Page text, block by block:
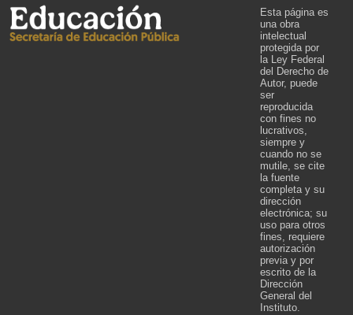
Esta página es
una obra
intelectual
protegida por
la Ley Federal
del Derecho de
Autor, puede
ser
reproducida
con fines no
lucrativos,
siempre y
cuando no se
mutile, se cite
la fuente
completa y su
dirección
electrónica; su
uso para otros
fines, requiere
autorización
previa y por
escrito de la
Dirección
General del
Instituto.